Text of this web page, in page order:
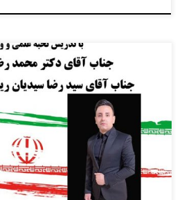
سومین دوره ورک شاپ علمی تخصصی
ساعت ۹ الی ۱۲ در سالن
میشود.شرکت برای آقایان و بانوان
شرکت کرده و گواهینامه رسمی دریافت